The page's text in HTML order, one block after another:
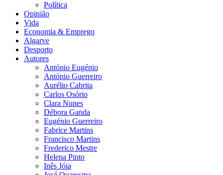
Política
Opinião
Vida
Economia & Emprego
Algarve
Desporto
Autores
António Eugénio
António Guerreiro
Aurélio Cabrita
Carlos Osório
Clara Nunes
Débora Ganda
Eugénio Guerreiro
Fabrice Martins
Francisco Martins
Frederico Mestre
Helena Pinto
Inês Jóia